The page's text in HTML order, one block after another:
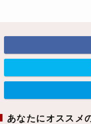
あなたにオススメ